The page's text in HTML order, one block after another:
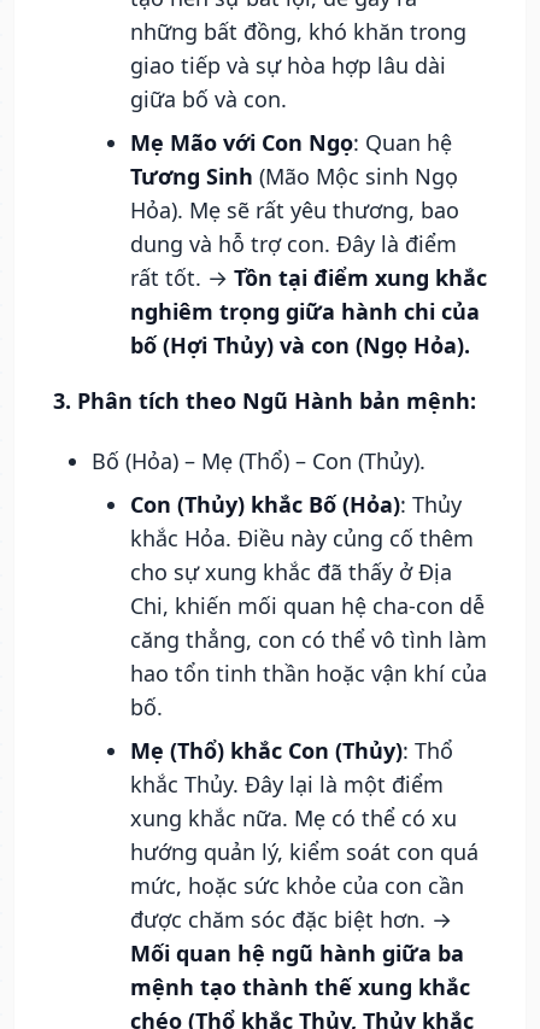
những bất đồng, khó khăn trong
giao tiếp và sự hòa hợp lâu dài
giữa bố và con.
Mẹ Mão với Con Ngọ: Quan hệ
Tương Sinh (Mão Mộc sinh Ngọ
Hỏa). Mẹ sẽ rất yêu thương, bao
dung và hỗ trợ con. Đây là điểm
rất tốt. → Tồn tại điểm xung khắc
nghiêm trọng giữa hành chi của
bố (Hợi Thủy) và con (Ngọ Hỏa).
3. Phân tích theo Ngũ Hành bản mệnh:
Bố (Hỏa) – Mẹ (Thổ) – Con (Thủy).
Con (Thủy) khắc Bố (Hỏa): Thủy
khắc Hỏa. Điều này củng cố thêm
cho sự xung khắc đã thấy ở Địa
Chi, khiến mối quan hệ cha-con dễ
căng thẳng, con có thể vô tình làm
hao tổn tinh thần hoặc vận khí của
bố.
Mẹ (Thổ) khắc Con (Thủy): Thổ
khắc Thủy. Đây lại là một điểm
xung khắc nữa. Mẹ có thể có xu
hướng quản lý, kiểm soát con quá
mức, hoặc sức khỏe của con cần
được chăm sóc đặc biệt hơn. →
Mối quan hệ ngũ hành giữa ba
mệnh tạo thành thế xung khắc
chéo (Thổ khắc Thủy, Thủy khắc